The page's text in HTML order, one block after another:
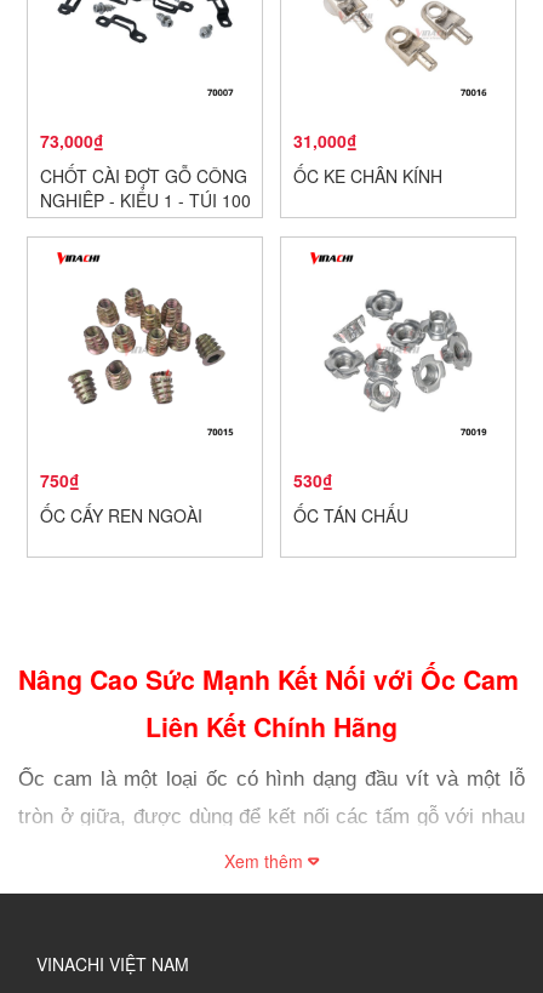
73,000₫
CHỐT CÀI ĐỢT GỖ CÔNG
NGHIỆP - KIỂU 1 - TÚI 100
CÁI
31,000₫
ỐC KE CHÂN KÍNH
750₫
ỐC CẤY REN NGOÀI
530₫
ỐC TÁN CHẤU
Nâng Cao Sức Mạnh Kết Nối với Ốc Cam
Liên Kết Chính Hãng
Ốc cam là một loại ốc có hình dạng đầu vít và một lỗ
tròn ở giữa, được dùng để kết nối các tấm gỗ với nhau
bằng cách vặn vào các lỗ khoan trước giúp tăng độ
chắc chắn, thẩm mỹ và cơ động cho các sản phẩm nội
1. Tìm hiểu về Ốc cam
Xem thêm
VINACHI VIỆT NAM